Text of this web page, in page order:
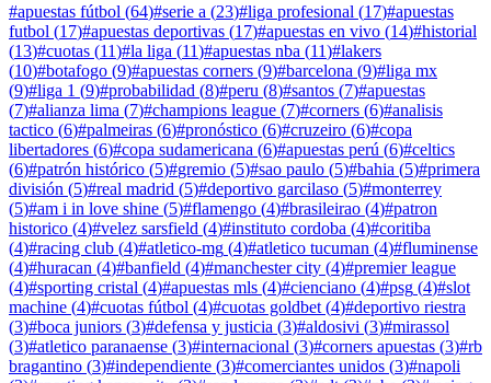
#apuestas fútbol (64)#serie a (23)#liga profesional (17)#apuestas
futbol (17)#apuestas deportivas (17)#apuestas en vivo (14)#historial
(13)#cuotas (11)#la liga (11)#apuestas nba (11)#lakers
(10)#botafogo (9)#apuestas corners (9)#barcelona (9)#liga mx
(9)#liga 1 (9)#probabilidad (8)#peru (8)#santos (7)#apuestas
(7)#alianza lima (7)#champions league (7)#corners (6)#analisis
tactico (6)#palmeiras (6)#pronóstico (6)#cruzeiro (6)#copa
libertadores (6)#copa sudamericana (6)#apuestas perú (6)#celtics
(6)#patrón histórico (5)#gremio (5)#sao paulo (5)#bahia (5)#primera
división (5)#real madrid (5)#deportivo garcilaso (5)#monterrey
(5)#am i in love shine (5)#flamengo (4)#brasileirao (4)#patron
historico (4)#velez sarsfield (4)#instituto cordoba (4)#coritiba
(4)#racing club (4)#atletico-mg (4)#atletico tucuman (4)#fluminense
(4)#huracan (4)#banfield (4)#manchester city (4)#premier league
(4)#sporting cristal (4)#apuestas mls (4)#cienciano (4)#psg (4)#slot
machine (4)#cuotas fútbol (4)#cuotas goldbet (4)#deportivo riestra
(3)#boca juniors (3)#defensa y justicia (3)#aldosivi (3)#mirassol
(3)#atletico paranaense (3)#internacional (3)#corners apuestas (3)#rb
bragantino (3)#independiente (3)#comerciantes unidos (3)#napoli